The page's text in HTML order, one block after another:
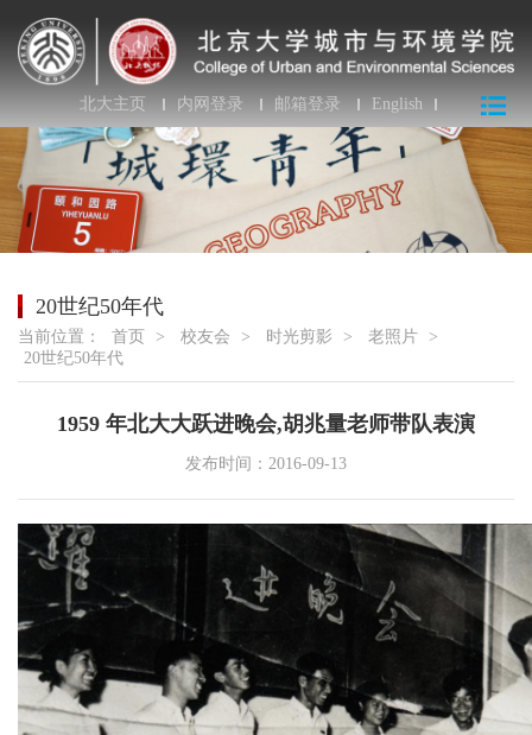
北大主页 内网登录 邮箱登录 English
20世纪50年代
当前位置： 首页 > 校友会 > 时光剪影 > 老照片
>
20世纪50年代
1959 年北大大跃进晚会,胡兆量老师带队表演
发布时间：2016-09-13